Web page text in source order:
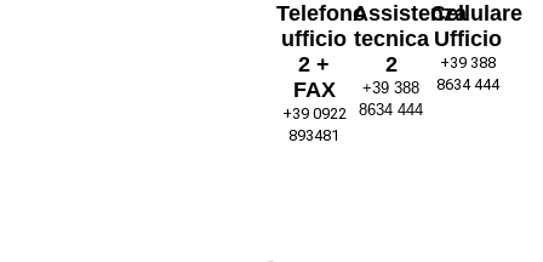
Telefono
ufficio
2 +
FAX
+39 0922
893481
Assistenza
tecnica
2
+39 388
8634 444
Cellulare
Ufficio
+39 388
8634 444